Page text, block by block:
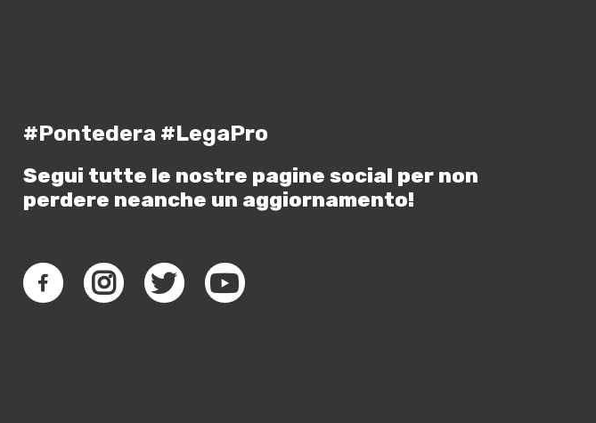
#Pontedera #LegaPro
Segui tutte le nostre pagine social per non
perdere neanche un aggiornamento!